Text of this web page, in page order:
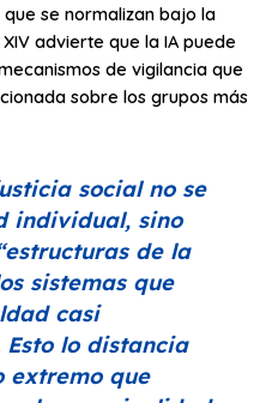
se normalizan bajo la
advierte que la IA puede
de vigilancia que
sobre los grupos más
social no se
individual, sino
de la
sistemas que
casi
lo distancia
extremo que